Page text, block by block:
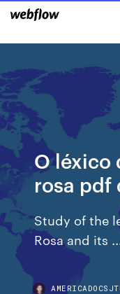
O léxico
rosa pdf
Study of the
Rosa and its